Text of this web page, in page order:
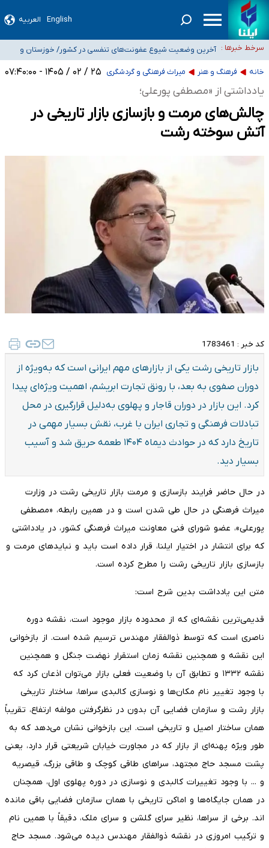
English العربیه
سرخط خبرها :
۴۰ تا ۵۰ روز گرمای نسبی در پیش داریم/ دمای تهران به ۳۸ درجه می‌رسد
موضع وزارت بهداشت درباره ظرفیت پزشکی کنکور ۱۴۰۵: خواستار
اصلاح ظرفیت‌ها هستیم، اما هنوز پاسخ مشخصی نگرفته‌ایم
تعویق آزمون ورودی دکترای تخصصی فرماندهی صحنه عملیات و
دکترای تخصصی جغرافیای نظامی دافوس آجا
خبرنگاران راویان حقیقت با دغدغه نان، مسکن و بیمه
آخرین وضعیت شیوع عفونت‌های تنفسی در کشور/ خوزستان و کرمان بالاتر از
خانه فرهنگ و هنر میراث فرهنگی و گردشگری ۲۵ / ۰۲ / ۱۴۰۵ - ۰۷:۴۰:۰۰
یادداشتی از «مصطفی پورعلی؛
چالش‌های مرمت و بازسازی بازار تاریخی در
آتش سوخته رشت
کد خبر : 1783461
بازار تاریخی رشت یکی از بازارهای مهم ایرانی است که به‌ویژه از
دوران صفوی به بعد، با رونق تجارت ابریشم، اهمیت ویژه‌ای پیدا
کرد. این بازار در دوران قاجار و پهلوی به‌دلیل قرارگیری در محل
تبادلات فرهنگی و تجاری ایران با غرب، نقش بسیار مهمی در
تاریخ دارد که در حوادث دیماه ۱۴۰۴ طعمه حریق شد و آسیب
بسیار دید.
در حال حاضر فرایند بازسازی و مرمت بازار تاریخی رشت در وزارت
میراث فرهنگی در حال طی شدن است و در همین رابطه، «مصطفی
پورعلی»، عضو شورای فنی معاونت میراث فرهنگی کشور، در یادداشتی
که برای انتشار در اختیار ایلنا، قرار داده است باید و نبایدهای مرمت و
بازسازی بازار تاریخی رشت را مطرح کرده است.
متن این یادداشت بدین شرح است:
قدیمی‌ترین نقشه‌ای که از محدوده بازار موجود است، نقشه دوره
ناصری است که توسط ذوالفقار مهندس ترسیم شده است. از بازخوانی
این نقشه و همچنین نقشه زمان استقرار نهضت جنگل و همچنین
نقشه ۱۳۳۲ و تطابق آن با وضعیت فعلی بازار می‌توان اذعان کرد که
با وجود تغییر نام مکان‌ها و نوسازی کالبدی سراها، ساختار تاریخی
بازار رشت و سازمان فضایی آن بدون در نظرگرفتن مولفه ارتفاع، تقریباً
همان ساختار اصیل و تاریخی است. این بازخوانی نشان می‌دهد که به
طور ویژه پهنه‌ای از بازار که در مجاورت خیابان شریعتی قرار دارد، یعنی
پشت مسجد حاج مجتهد، سراهای طاقی کوچک و طاقی بزرگ، قیصریه
و ... با وجود تغییرات کالبدی و نوسازی در دوره پهلوی اول، همچنان
در همان جایگاه‌ها و اماکن تاریخی با همان سازمان فضایی باقی مانده
اند. برخی از سراها، نظیر سرای گلشن و سرای ملک، دقیقاً با همین نام
و ترکیب امروزی در نقشه ذوالفقار مهندس دیده می‌شود. مسجد حاج